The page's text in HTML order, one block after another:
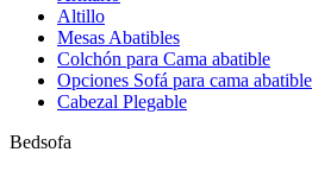
Altillo
Mesas Abatibles
Colchón para Cama abatible
Opciones Sofá para cama abatible
Cabezal Plegable
Bedsofa